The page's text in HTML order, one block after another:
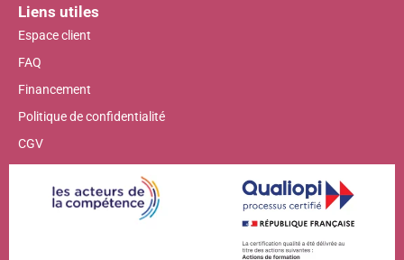
Liens utiles
Espace client
FAQ
Financement
Politique de confidentialité
CGV